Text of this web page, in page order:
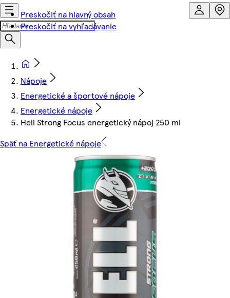
Preskočiť na hlavný obsah
Preskočiť na vyhľadávanie
Nápoje
Energetické a športové nápoje
Energetické nápoje
Hell Strong Focus energetický nápoj 250 ml
Späť na Energetické nápoje